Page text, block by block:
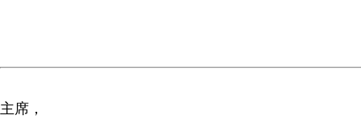
主席，